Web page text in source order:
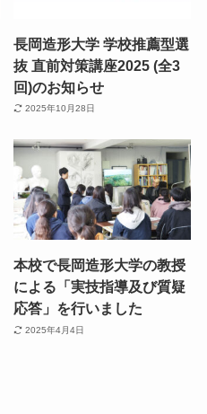
長岡造形大学 学校推薦型選
抜 直前対策講座2025 (全3
回)のお知らせ
2025年10月28日
本校で長岡造形大学の教授
による「実技指導及び質疑
応答」を行いました
2025年4月4日